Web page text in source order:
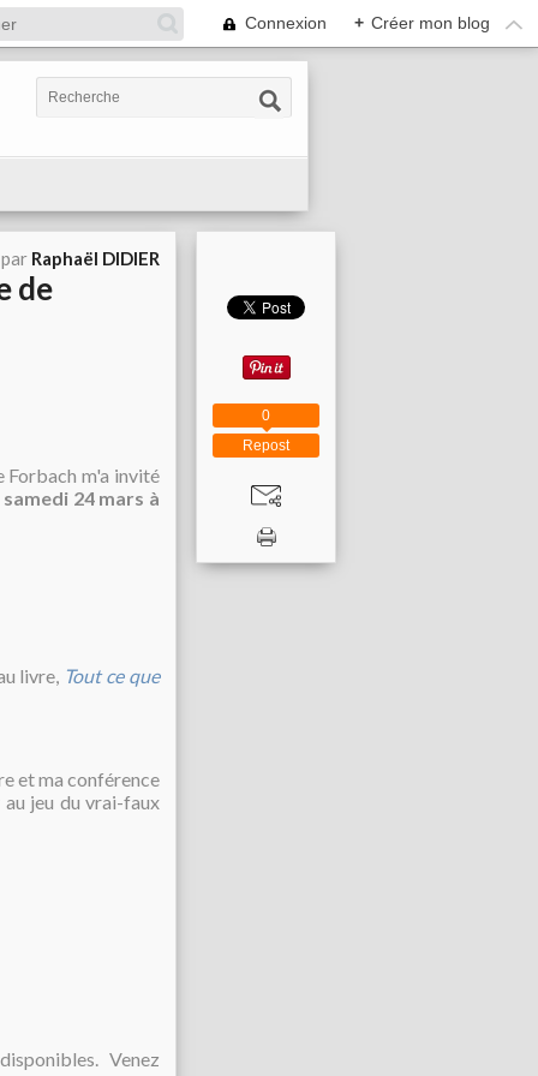
Connexion + Créer mon blog
Raphaël DIDIER
de
Forbach m'a invité
samedi 24 mars à
livre, Tout ce que
et ma conférence
jeu du vrai-faux
Venez
Repost
0